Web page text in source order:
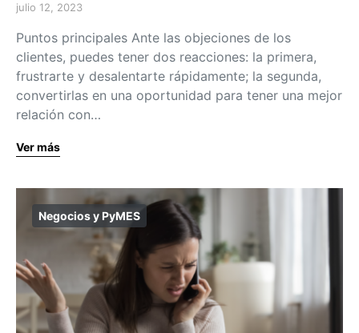
julio 12, 2023
Puntos principales Ante las objeciones de los
clientes, puedes tener dos reacciones: la primera,
frustrarte y desalentarte rápidamente; la segunda,
convertirlas en una oportunidad para tener una mejor
relación con…
Ver más
Negocios y PyMES